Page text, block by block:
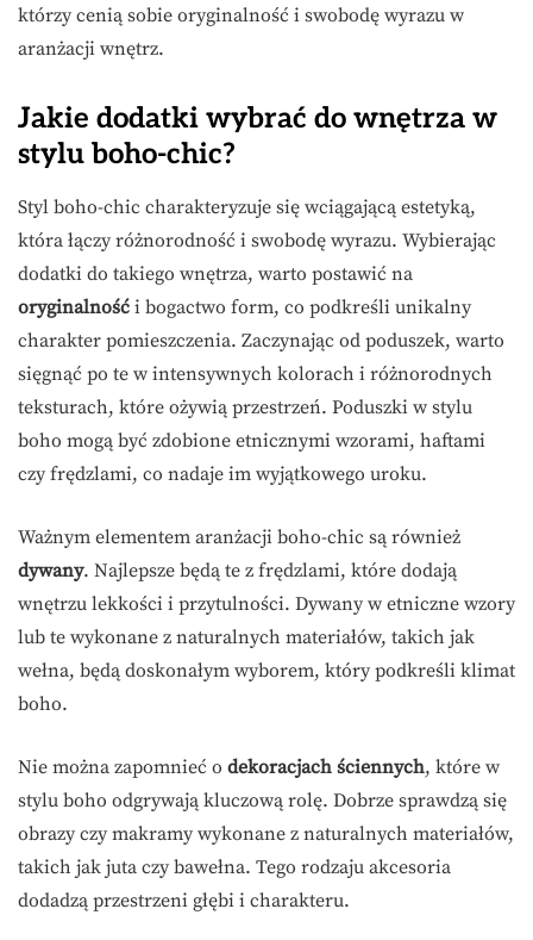
którzy cenią sobie oryginalność i swobodę wyrazu w
aranżacji wnętrz.
Jakie dodatki wybrać do wnętrza w
stylu boho-chic?
Styl boho-chic charakteryzuje się wciągającą estetyką,
która łączy różnorodność i swobodę wyrazu. Wybierając
dodatki do takiego wnętrza, warto postawić na
oryginalność i bogactwo form, co podkreśli unikalny
charakter pomieszczenia. Zaczynając od poduszek, warto
sięgnąć po te w intensywnych kolorach i różnorodnych
teksturach, które ożywią przestrzeń. Poduszki w stylu
boho mogą być zdobione etnicznymi wzorami, haftami
czy frędzlami, co nadaje im wyjątkowego uroku.
Ważnym elementem aranżacji boho-chic są również
dywany. Najlepsze będą te z frędzlami, które dodają
wnętrzu lekkości i przytulności. Dywany w etniczne wzory
lub te wykonane z naturalnych materiałów, takich jak
wełna, będą doskonałym wyborem, który podkreśli klimat
boho.
Nie można zapomnieć o dekoracjach ściennych, które w
stylu boho odgrywają kluczową rolę. Dobrze sprawdzą się
obrazy czy makramy wykonane z naturalnych materiałów,
takich jak juta czy bawełna. Tego rodzaju akcesoria
dodadzą przestrzeni głębi i charakteru.